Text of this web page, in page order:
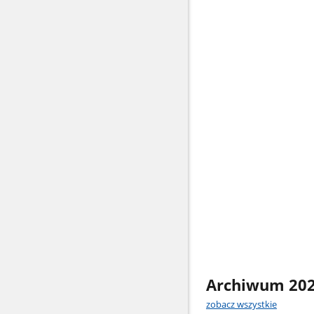
Archiwum
zobacz wszystkie